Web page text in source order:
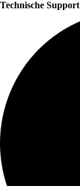
Technische Support